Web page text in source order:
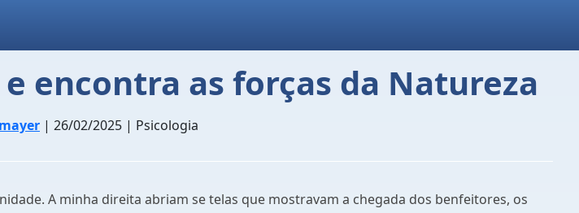
encontra as forças da Natureza
| 26/02/2025 | Psicologia
A minha direita abriam se telas que mostravam a chegada dos benfeitores, os